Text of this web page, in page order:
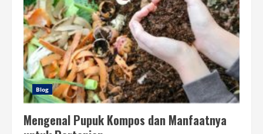
Ramah
Lingkungan
Blog
Mengenal Pupuk Kompos dan Manfaatnya